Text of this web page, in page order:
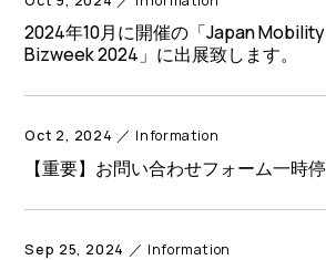
2024年10月に開催の「Japan
Bizweek 2024」に出展致します。
Oct 2, 2024 Information
【重要】お問い合わせフォーム一時
Sep 25, 2024 Information